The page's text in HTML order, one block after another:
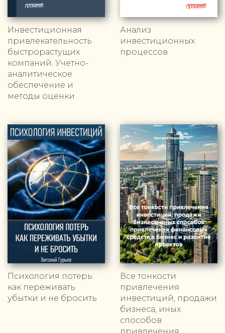
Инвестиционная
привлекательность
быстрорастущих
компаний. Учетно-
аналитическое
обеспечение и
методы оценки
Анализ
инвестиционных
процессов
Психология потерь:
как переживать
убытки и не бросить
Все тонкости
привлечения
инвестиций, продажи
бизнеса, иных
способов